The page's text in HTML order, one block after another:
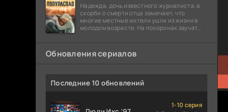
Надежда, дочь известного журналиста, в
скорби о смерти отца замечает, что
многие местные жители ушли из жизни в
молодом возрасте. На похоронах звучат
Обновления сериалов
Последние 10 обновлений
1-10 серия